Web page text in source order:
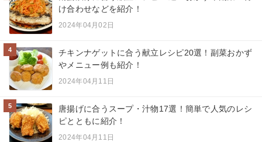
け合わせなどを紹介！
2024年04月02日
4
チキンナゲットに合う献立レシピ20選！副菜おかず
やメニュー例も紹介！
2024年04月11日
5
唐揚げに合うスープ・汁物17選！簡単で人気のレシ
ピとともに紹介！
2024年04月11日